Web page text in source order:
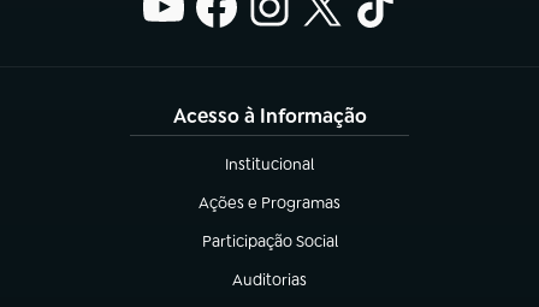
Acesso à Informação
Institucional
(abre em nova aba)
Ações e Programas
(abre em nova aba)
Participação Social
(abre em nova aba)
Auditorias
(abre em nova aba)